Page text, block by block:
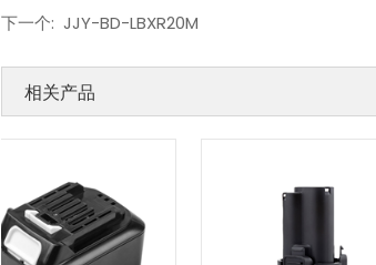
下一个: JJY-BD-LBXR20M
相关产品